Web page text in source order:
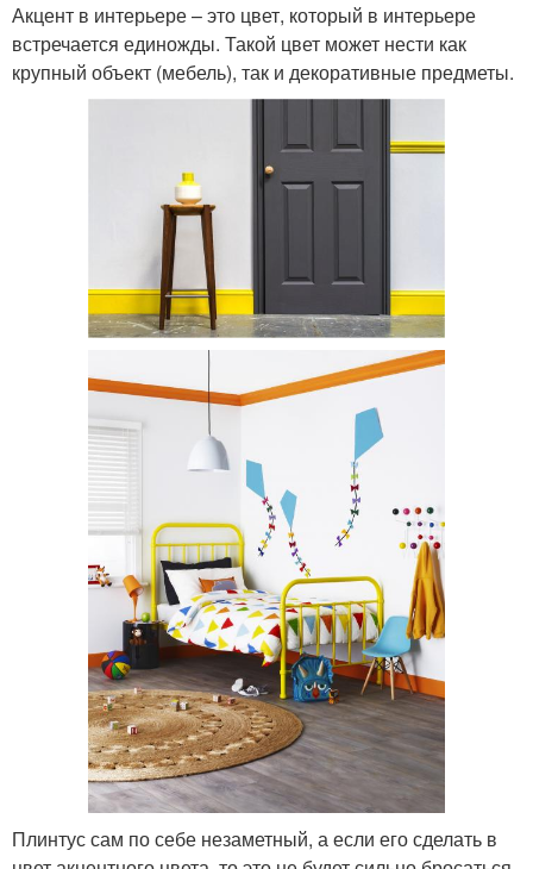
Акцент в интерьере – это цвет, который в интерьере
встречается единожды. Такой цвет может нести как
крупный объект (мебель), так и декоративные предметы.
Плинтус сам по себе незаметный, а если его сделать в